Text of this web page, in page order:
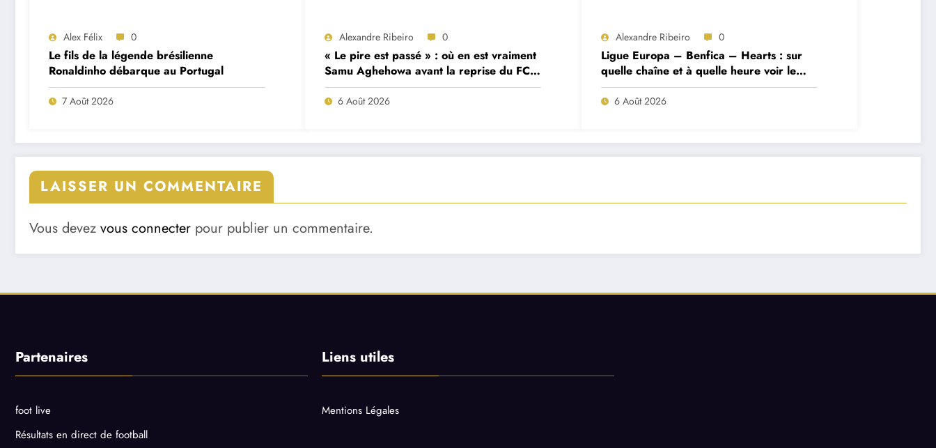
Alex Félix 0
Le fils de la légende brésilienne
Ronaldinho débarque au Portugal
7 Août 2026
Alexandre Ribeiro 0
« Le pire est passé » : où en est vraiment
Samu Aghehowa avant la reprise du FC
Porto ?
6 Août 2026
Alexandre Ribeiro 0
Ligue Europa – Benfica – Hearts : sur
quelle chaîne et à quelle heure voir le
match ?
6 Août 2026
LAISSER UN COMMENTAIRE
Vous devez vous connecter pour publier un commentaire.
Partenaires
foot live
Résultats en direct de football
Liens utiles
Mentions Légales